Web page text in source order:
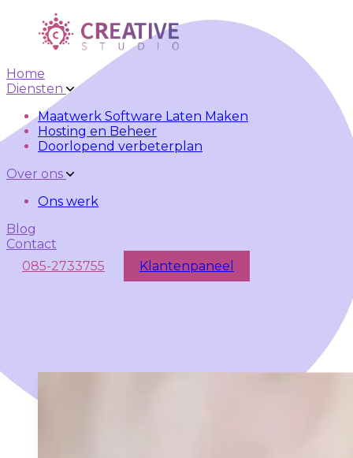
Skip to main content Skip to navigation
Home
Diensten
Maatwerk Software Laten Maken
Hosting en Beheer
Doorlopend verbeterplan
Over ons
Ons werk
Blog
Contact
085-2733755
Klantenpaneel